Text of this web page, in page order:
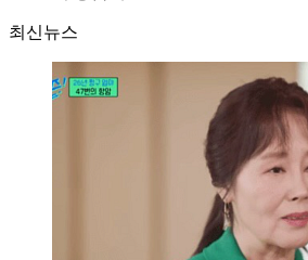
최신뉴스